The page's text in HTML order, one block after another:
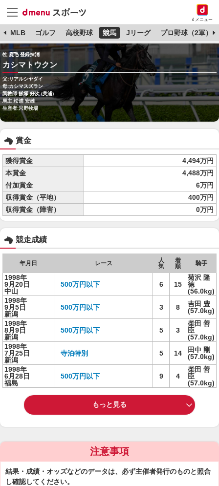
dメニュー
MLB ゴルフ 高校野球 競馬 Jリーグ プロ野球（2軍）
牡 鹿毛 登録抹消
カシマトウクン
父:リアルシヤダイ
母:カシマスズラン
調教師:飯塚 好次 (美浦)
馬主:松浦 安雄
生産者:只野牧場
賞金
獲得賞金
4,494万円
本賞金
4,488万円
付加賞金
6万円
収得賞金（平地）
400万円
収得賞金（障害）
0万円
競走成績
年月日 レース
人
気
着
順
騎手
1998年
9月20日
中山
500万円以下 6 15
菊沢 隆
徳
(56.0kg)
1998年
9月5日
新潟
500万円以下 3 8
吉田 豊
(57.0kg)
1998年
8月9日
新潟
500万円以下 5 3
柴田 善
臣
(57.0kg)
1998年
7月25日
新潟
寺泊特別 5 14
田中 剛
(57.0kg)
1998年
6月28日
福島
500万円以下 9 4
柴田 善
臣
(57.0kg)
もっと見る
注意事項
結果・成績・オッズなどのデータは、必ず主催者発行のものと照合
し確認してください。